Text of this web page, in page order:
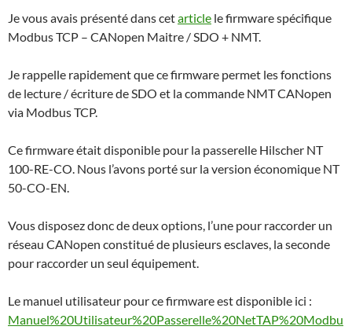
Je vous avais présenté dans cetarticle le firmware spécifique
Modbus TCP – CANopen Maitre / SDO + NMT.
Je rappelle rapidement que ce firmware permet les fonctions
de lecture / écriture de SDO et la commande NMT CANopen
via Modbus TCP.
Ce firmware était disponible pour la passerelle Hilscher NT
100-RE-CO. Nous l’avons porté sur la version économique NT
50-CO-EN.
Vous disposez donc de deux options, l’une pour raccorder un
réseau CANopen constitué de plusieurs esclaves, la seconde
pour raccorder un seul équipement.
Le manuel utilisateur pour ce firmware est disponible ici :
Manuel%20Utilisateur%20Passerelle%20NetTAP%20Modbu